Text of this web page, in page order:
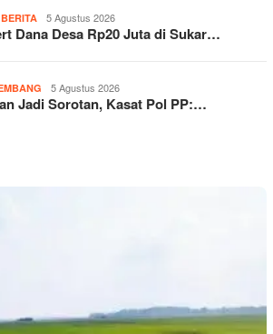
BERITA 5 Agustus 2026
Dana Desa Rp20 Juta di Sukar…
5 Agustus 2026
Jadi Sorotan, Kasat Pol PP:…